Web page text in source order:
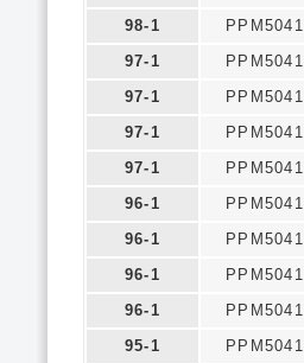
98-1
PPM5041
97-1
PPM5041
97-1
PPM5041
97-1
PPM5041
97-1
PPM5041
96-1
PPM5041
96-1
PPM5041
96-1
PPM5041
96-1
PPM5041
95-1
PPM5041